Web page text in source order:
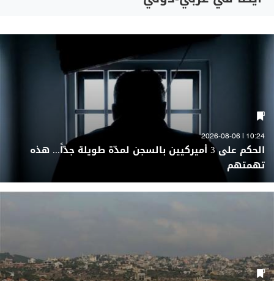
10:24 | 2026-08-06
الحكم على 3 أميركيين بالسجن لمدّة طويلة جدّاً... هذه
تهمتهم